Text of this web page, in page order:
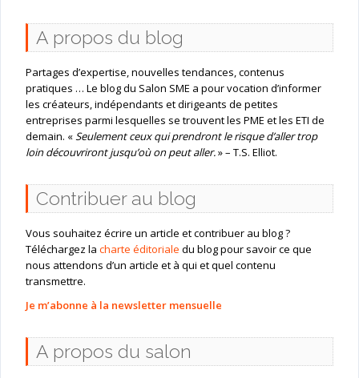
A propos du blog
Partages d’expertise, nouvelles tendances, contenus
pratiques … Le blog du Salon SME a pour vocation d’informer
les créateurs, indépendants et dirigeants de petites
entreprises parmi lesquelles se trouvent les PME et les ETI de
demain. «Seulement ceux qui prendront le risque d’aller trop
loin découvriront jusqu’où on peut aller.» – T.S. Elliot.
Contribuer au blog
Vous souhaitez écrire un article et contribuer au blog ?
Téléchargez la charte éditoriale du blog pour savoir ce que
nous attendons d’un article et à qui et quel contenu
transmettre.
Je m’abonne à la newsletter mensuelle
A propos du salon